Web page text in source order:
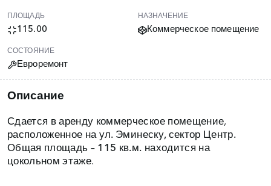
ПЛОЩАДЬ
115.00
НАЗНАЧЕНИЕ
Коммерческое помещение
СОСТОЯНИЕ
Евроремонт
Описание
Сдается в аренду коммерческое помещение,
расположенное наул. Эминеску, сектор Центр.
Общая площадь – 115 кв.м. находится на
цокольном этаже.